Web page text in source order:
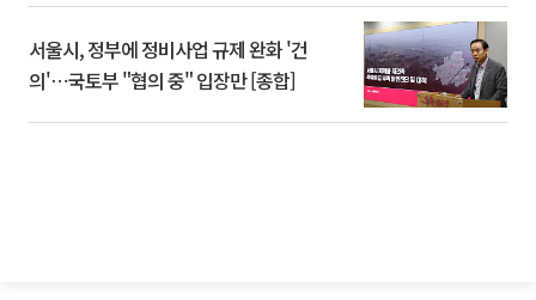
서울시, 정부에 정비사업 규제 완화 '건
의'⋯국토부 "협의 중" 입장만 [종합]